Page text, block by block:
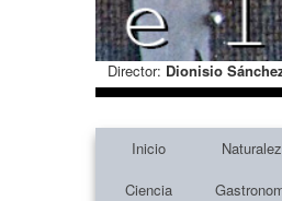
Director: Dionisio
Inicio
Ciencia